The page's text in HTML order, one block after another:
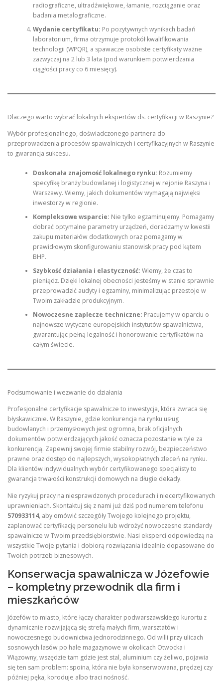
radiograficzne, ultradźwiękowe, łamanie, rozciąganie oraz
badania metalograficzne.
Wydanie certyfikatu: Po pozytywnych wynikach badań
laboratorium, firma otrzymuje protokół kwalifikowania
technologii (WPQR), a spawacze osobiste certyfikaty ważne
zazwyczaj na 2 lub 3 lata (pod warunkiem potwierdzania
ciągłości pracy co 6 miesięcy).
Dlaczego warto wybrać lokalnych ekspertów ds. certyfikacji w Raszynie?
Wybór profesjonalnego, doświadczonego partnera do
przeprowadzenia procesów spawalniczych i certyfikacyjnych w Raszynie
to gwarancja sukcesu.
Doskonała znajomość lokalnego rynku: Rozumiemy
specyfikę branży budowlanej i logistycznej w rejonie Raszyna i
Warszawy. Wiemy, jakich dokumentów wymagają najwięksi
inwestorzy w regionie.
Kompleksowe wsparcie: Nie tylko egzaminujemy. Pomagamy
dobrać optymalne parametry urządzeń, doradzamy w kwestii
zakupu materiałów dodatkowych oraz pomagamy w
prawidłowym skonfigurowaniu stanowisk pracy pod kątem
BHP.
Szybkość działania i elastyczność: Wiemy, że czas to
pieniądz. Dzięki lokalnej obecności jesteśmy w stanie sprawnie
przeprowadzić audyty i egzaminy, minimalizując przestoje w
Twoim zakładzie produkcyjnym.
Nowoczesne zaplecze techniczne: Pracujemy w oparciu o
najnowsze wytyczne europejskich instytutów spawalnictwa,
gwarantując pełną legalność i honorowanie certyfikatów na
całym świecie.
Podsumowanie i wezwanie do działania
Profesjonalne certyfikacje spawalnicze to inwestycja, która zwraca się
błyskawicznie. W Raszynie, gdzie konkurencja na rynku usług
budowlanych i przemysłowych jest ogromna, brak oficjalnych
dokumentów potwierdzających jakość oznacza pozostanie w tyle za
konkurencją. Zapewnij swojej firmie stabilny rozwój, bezpieczeństwo
prawne oraz dostęp do najlepszych, wysokopłatnych zleceń na rynku.
Dla klientów indywidualnych wybór certyfikowanego specjalisty to
gwarancja trwałości konstrukcji domowych na długie dekady.
Nie ryzykuj pracy na niesprawdzonych procedurach i niecertyfikowanych
uprawnieniach. Skontaktuj się z nami już dziś pod numerem telefonu
570933114, aby omówić szczegóły Twojego kolejnego projektu,
zaplanować certyfikację personelu lub wdrożyć nowoczesne standardy
spawalnicze w Twoim przedsiębiorstwie. Nasi eksperci odpowiedzą na
wszystkie Twoje pytania i dobiorą rozwiązania idealnie dopasowane do
Twoich potrzeb biznesowych.
Konserwacja spawalnicza w Józefowie
– kompletny przewodnik dla firm i
mieszkańców
Józefów to miasto, które łączy charakter podwarszawskiego kurortu z
dynamicznie rozwijającą się strefą małych firm, warsztatów i
nowoczesnego budownictwa jednorodzinnego. Od willi przy ulicach
sosnowych lasów po hale magazynowe w okolicach Otwocka i
Wiązowny, wszędzie tam gdzie jest stal, aluminium czy żeliwo, pojawia
się ten sam problem: spoina, która nie była konserwowana, prędzej czy
później pęka, koroduje albo traci nośność.